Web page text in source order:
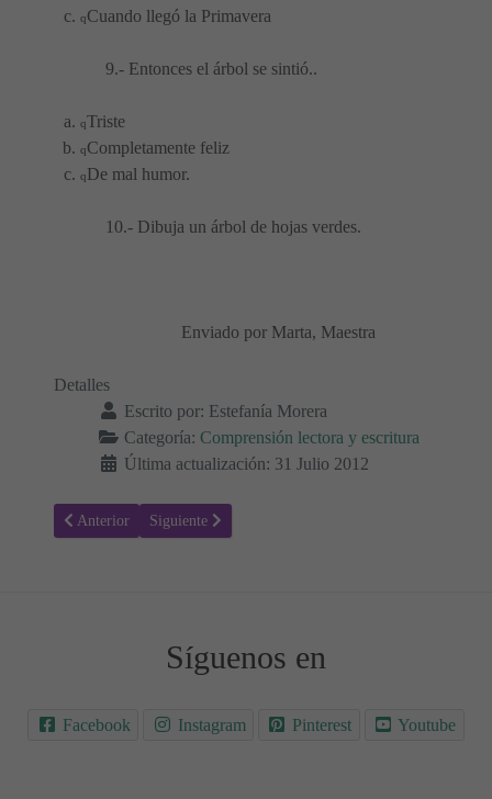
qCuando llegó la Primavera
9.- Entonces el árbol se sintió..
qTriste
qCompletamente feliz
qDe mal humor.
10.- Dibuja un árbol de hojas verdes.
Enviado por Marta, Maestra
Detalles
Escrito por: Estefanía Morera
Categoría: Comprensión lectora y escritura
Última actualización: 31 Julio 2012
Artículo anterior: Carlos y el globo
Anterior Artículo siguiente: Taller de Lengua 25
Siguiente
Síguenos en
Facebook Instagram Pinterest Youtube